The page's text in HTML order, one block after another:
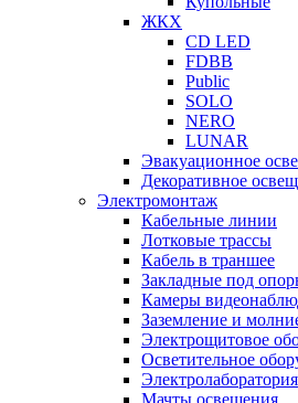
ЖКХ
CD LED
FDBB
Public
SOLO
NERO
LUNAR
Эвакуационное
Декоративное
Электромонтаж
Кабельные линии
Лотковые трассы
Кабель в траншее
Закладные под
Камеры
Заземление и
Электрощитовое
Осветительное
Электролаборатория
Мачты освещения